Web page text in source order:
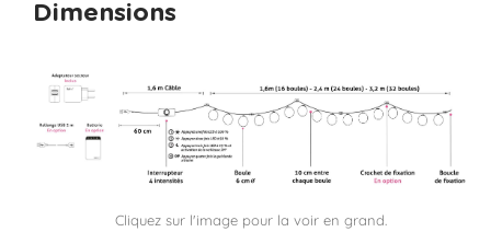
Dimensions
Cliquez sur l'image pour la voir en grand.